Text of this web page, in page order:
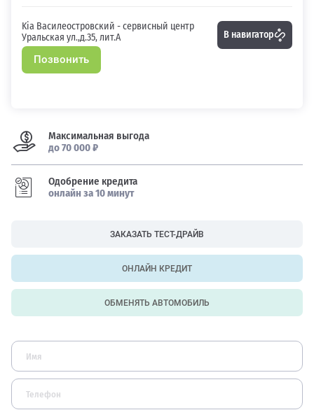
Kia Василеостровский - сервисный центр
Уральская ул.,д.35, лит.А
Позвонить
В навигатор
Максимальная выгода
до 70 000 ₽
Одобрение кредита
онлайн за 10 минут
ЗАКАЗАТЬ ТЕСТ-ДРАЙВ
ОНЛАЙН КРЕДИТ
ОБМЕНЯТЬ АВТОМОБИЛЬ